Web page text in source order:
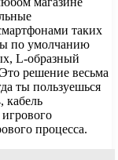
таких
по умолчанию
L-образный
решение весьма
ты пользуешься
кабель
процесса.